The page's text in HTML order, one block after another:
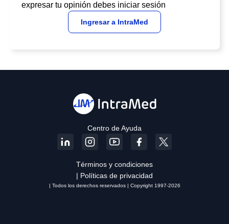
expresar tu opinión debes iniciar sesión
Ingresar a IntraMed
Centro de Ayuda
Términos y condiciones
| Políticas de privacidad
| Todos los derechos reservados | Copyright 1997-2026